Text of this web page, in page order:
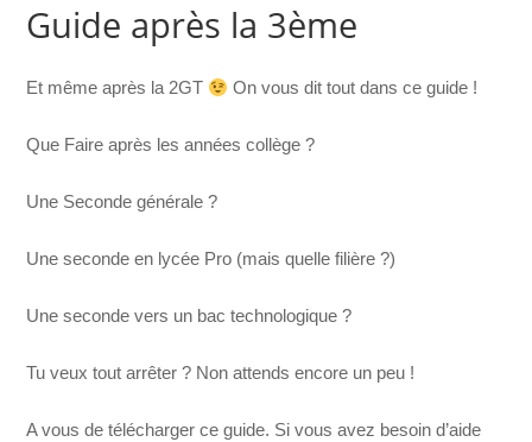
Guide après la 3ème
Et même après la 2GT On vous dit tout dans ce guide !
Que Faire après les années collège ?
Une Seconde générale ?
Une seconde en lycée Pro (mais quelle filière ?)
Une seconde vers un bac technologique ?
Tu veux tout arrêter ? Non attends encore un peu !
A vous de télécharger ce guide. Si vous avez besoin d’aide